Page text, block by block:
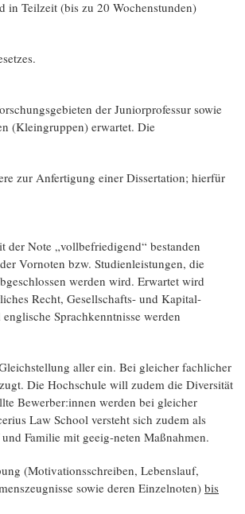
in Teilzeit (bis zu 20 Wochenstunden)
der Juniorprofessur sowie
(Kleingruppen) erwartet. Die
zur Anfertigung einer Dissertation; hierfür
der Note „vollbefriedigend“ bestanden
Vornoten bzw. Studienleistungen, die
werden wird. Erwartet wird
Recht, Gesellschafts- und Kapital-
Sprachkenntnisse werden
aller ein. Bei gleicher fachlicher
Die Hochschule will zudem die Diversität
Bewerber:innen werden bei gleicher
Law School versteht sich zudem als
Familie mit geeig-neten Maßnahmen.
(Motivationsschreiben, Lebenslauf,
sowie deren Einzelnoten) bis